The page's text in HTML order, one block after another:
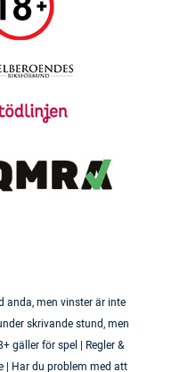
anda, men vinster är inte
skrivande stund, men
gäller för spel | Regler &
| Har du problem med att